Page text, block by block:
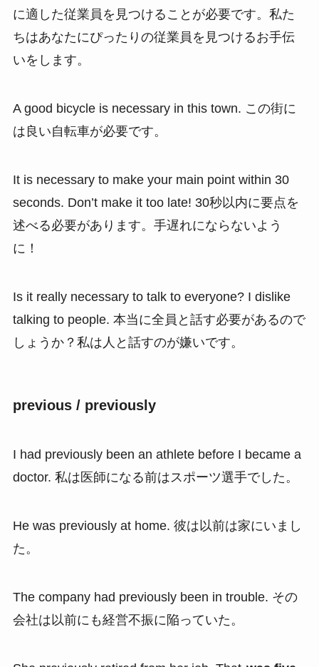
に適した従業員を見つけることが必要です。私た
ちはあなたにぴったりの従業員を見つけるお手伝
いをします。
A good bicycle is necessary in this town. この街に
は良い自転車が必要です。
It is necessary to make your main point within 30
seconds. Don’t make it too late! 30秒以内に要点を
述べる必要があります。手遅れにならないよう
に！
Is it really necessary to talk to everyone? I dislike
talking to people. 本当に全員と話す必要があるので
しょうか？私は人と話すのが嫌いです。
previous / previously
I had previously been an athlete before I became a
doctor. 私は医師になる前はスポーツ選手でした。
He was previously at home. 彼は以前は家にいまし
た。
The company had previously been in trouble. その
会社は以前にも経営不振に陥っていた。